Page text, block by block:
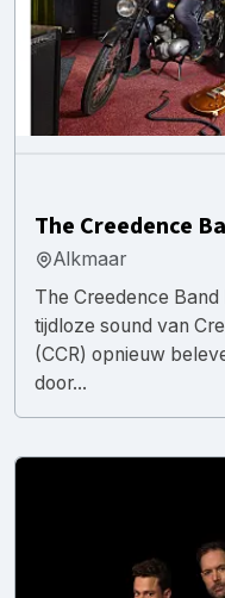
The Creedence
Alkmaar
The Creedence
tijdloze sound van
(CCR) opnieuw
door...